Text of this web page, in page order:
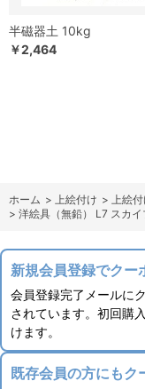
半磁器土 10kg
￥2,464
ホーム > 上絵付け > 上絵
> 洋絵具（無鉛） L7 スカ
新規会員登録でクー
会員登録完了メールに
されています。初回購
けます。
既存会員の方にもク